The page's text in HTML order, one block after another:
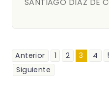
Anterior 1 2 3 4
Siguiente